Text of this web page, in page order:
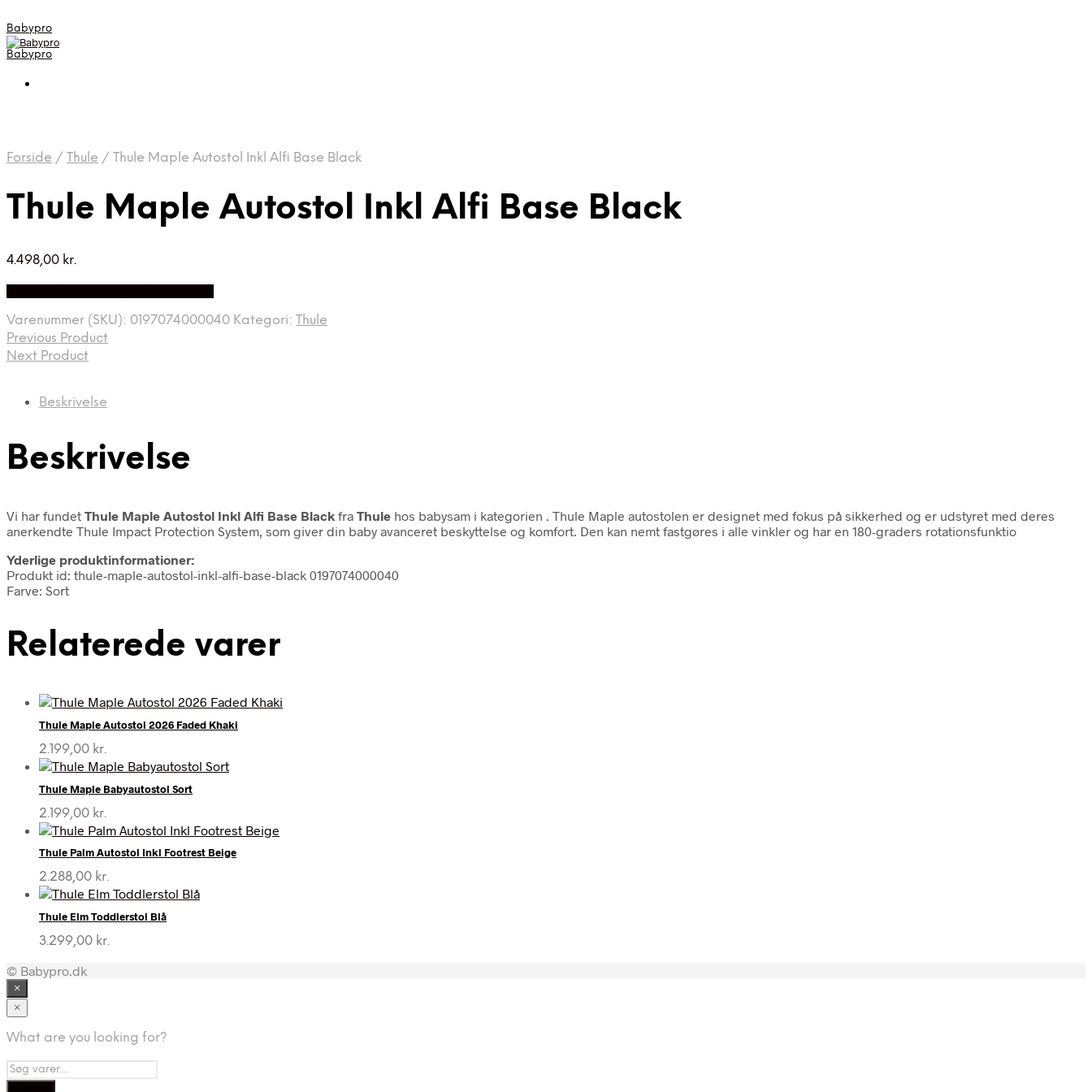
Babypro
Babypro
Forside / Thule / Thule Maple Autostol Inkl Alfi Base Black
Thule Maple Autostol Inkl Alfi Base Black
4.498,00 kr.
Varenummer (SKU): 0197074000040 Kategori: Thule
Previous Product
Next Product
Beskrivelse
Beskrivelse
Vi har fundet Thule Maple Autostol Inkl Alfi Base Black fra Thule hos babysam i kategorien
. Thule Maple autostolen er designet med fokus på sikkerhed og er udstyret med deres
anerkendte Thule Impact Protection System, som giver din baby avanceret beskyttelse og komfort. Den kan nemt fastgøres i alle vinkler og har en 180-graders rotationsfunktio
Yderlige produktinformationer:
Produkt id: thule-maple-autostol-inkl-alfi-base-black 0197074000040
Farve: Sort
Relaterede varer
Thule Maple Autostol 2026 Faded Khaki
2.199,00 kr.
Thule Maple Babyautostol Sort
2.199,00 kr.
Thule Palm Autostol Inkl Footrest Beige
2.288,00 kr.
Thule Elm Toddlerstol Blå
3.299,00 kr.
© Babypro.dk
×
×
What are you looking for?